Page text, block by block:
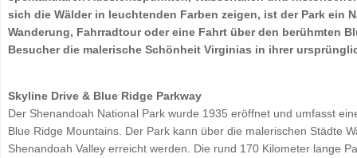
sich die Wälder in leuchtenden Farben zeigen, ist der Park ein
Wanderung, Fahrradtour oder eine Fahrt über den berühmten
Besucher die malerische Schönheit Virginias in ihrer
Skyline Drive & Blue Ridge Parkway
Der Shenandoah National Park wurde 1935 eröffnet und umfasst
Blue Ridge Mountains. Der Park kann über die malerischen Städte
Shenandoah Valley erreicht werden. Die rund 170 Kilometer lange